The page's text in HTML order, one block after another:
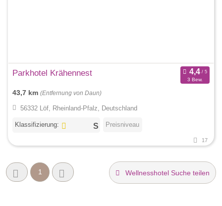
Parkhotel Krähennest
3 Bew.
43,7 km (Entfernung von Daun)
56332 Löf, Rheinland-Pfalz, Deutschland
Klassifizierung: Preisniveau
17
1 Wellnesshotel Suche teilen